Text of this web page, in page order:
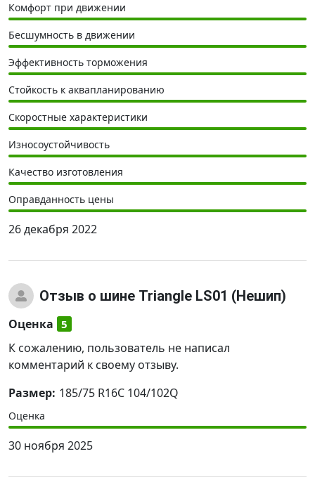
Комфорт при движении
Бесшумность в движении
Эффективность торможения
Стойкость к аквапланированию
Скоростные характеристики
Износоустойчивость
Качество изготовления
Оправданность цены
26 декабря 2022
Отзыв о шине Triangle LS01 (Нешип)
Оценка 5
К сожалению, пользователь не написал
комментарий к своему отзыву.
Размер: 185/75 R16C 104/102Q
Оценка
30 ноября 2025